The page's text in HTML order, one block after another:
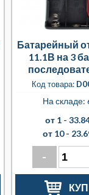
Батарейный
11.1В на 3
Код товара:
На складе:
от 1 -
от 10 -
-